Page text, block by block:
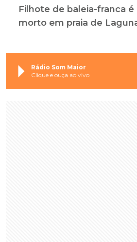
Filhote de baleia-franca
morto em praia de
Rádio Som Maior
Clique e ouça ao vivo